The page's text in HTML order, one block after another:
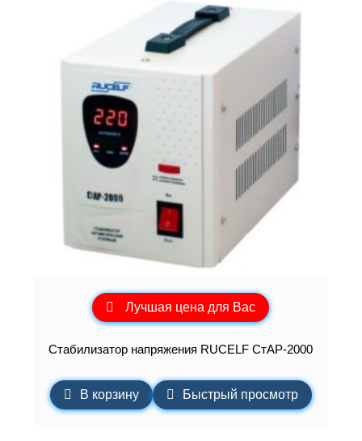
Лучшая цена для Вас
Стабилизатор напряжения RUCELF СтАР-2000
В корзину Быстрый просмотр